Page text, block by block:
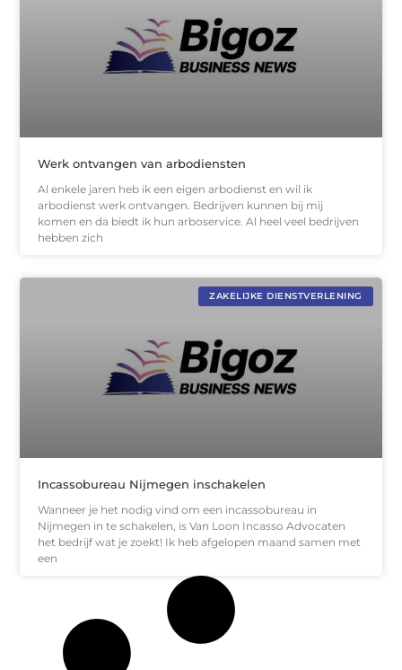
Werk ontvangen van arbodiensten
Al enkele jaren heb ik een eigen arbodienst en wil ik
arbodienst werk ontvangen. Bedrijven kunnen bij mij
komen en da biedt ik hun arboservice. Al heel veel bedrijven
hebben zich
ZAKELIJKE DIENSTVERLENING
Incassobureau Nijmegen inschakelen
Wanneer je het nodig vind om een incassobureau in
Nijmegen in te schakelen, is Van Loon Incasso Advocaten
het bedrijf wat je zoekt! Ik heb afgelopen maand samen met
een